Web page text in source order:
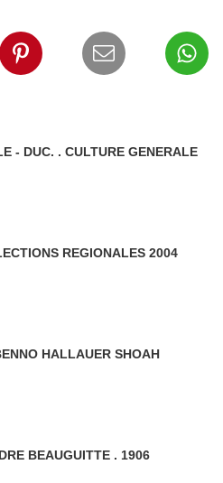
BENOIT DEJAIFFE . BAR - LE - DUC. . CULTURE GENERALE
JEAN - LOUIS MASSON . ELECTIONS REGIONALES 2004
VERDUN . SOMMEDIEUE . BENNO HALLAUER SHOAH
ALBERT SARRAUT . ET ANDRE BEAUGUITTE . 1906